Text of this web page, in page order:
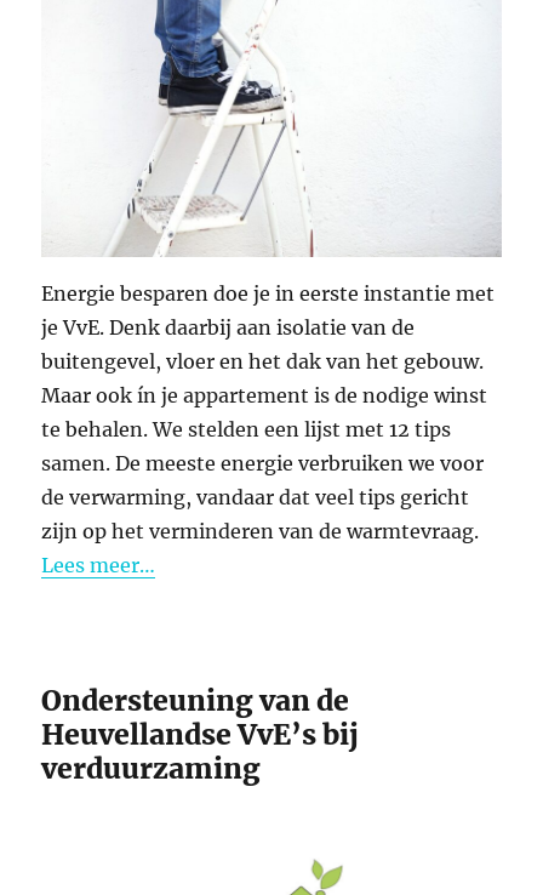
Energie besparen doe je in eerste instantie met
je VvE. Denk daarbij aan isolatie van de
buitengevel, vloer en het dak van het gebouw.
Maar ook ín je appartement is de nodige winst
te behalen. We stelden een lijst met 12 tips
samen. De meeste energie verbruiken we voor
de verwarming, vandaar dat veel tips gericht
zijn op het verminderen van de warmtevraag.
Lees meer…
Ondersteuning van de
Heuvellandse VvE’s bij
verduurzaming